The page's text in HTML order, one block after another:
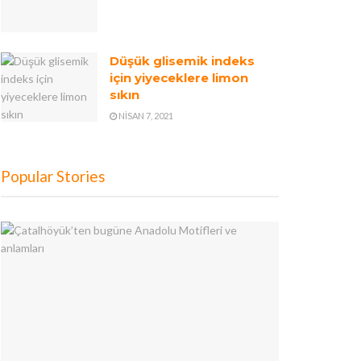
Düşük glisemik indeks
için yiyeceklere limon
sıkın
NISAN 7, 2021
Popular Stories